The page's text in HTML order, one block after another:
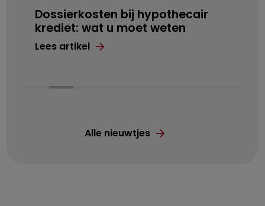
Alle nieuwtjes
Dossierkosten bij hypothecair
krediet: wat u moet weten
Lees artikel